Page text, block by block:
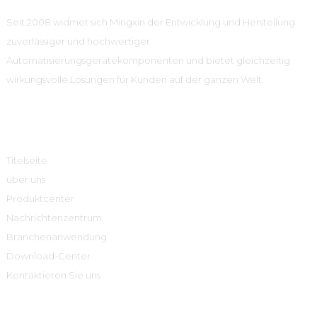
Seit 2008 widmet sich Mingxin der Entwicklung und Herstellung
zuverlässiger und hochwertiger
Automatisierungsgerätekomponenten und bietet gleichzeitig
wirkungsvolle Lösungen für Kunden auf der ganzen Welt.
Titelseite
über uns
Produktcenter
Nachrichtenzentrum
Branchenanwendung
Download-Center
Kontaktieren Sie uns